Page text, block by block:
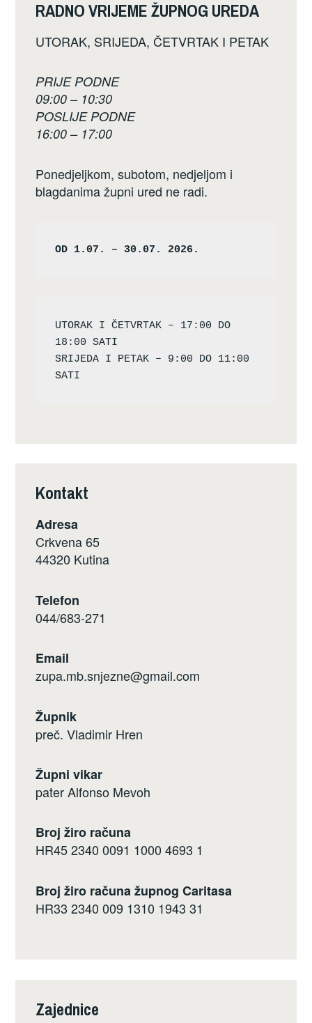
RADNO VRIJEME ŽUPNOG UREDA
UTORAK, SRIJEDA, ČETVRTAK I PETAK
PRIJE PODNE
09:00 – 10:30
POSLIJE PODNE
16:00 – 17:00
Ponedjeljkom, subotom, nedjeljom i
blagdanima župni ured ne radi.
OD 1.07. – 30.07. 2026.
UTORAK I ČETVRTAK – 17:00 DO
18:00 SATI
SRIJEDA I PETAK – 9:00 DO 11:00
Kontakt
Adresa
Crkvena 65
44320 Kutina
Telefon
044/683-271
Email
zupa.mb.snjezne@gmail.com
Župnik
preč. Vladimir Hren
Župni vikar
pater Alfonso Mevoh
Broj žiro računa
HR45 2340 0091 1000 4693 1
Broj žiro računa župnog Caritasa
HR33 2340 009 1310 1943 31
Zajednice